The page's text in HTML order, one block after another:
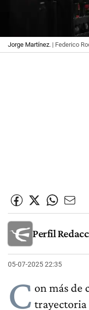
Jorge Martínez. | Federico
Perfil
05-07-2025 22:35
C on más de
trayectoria